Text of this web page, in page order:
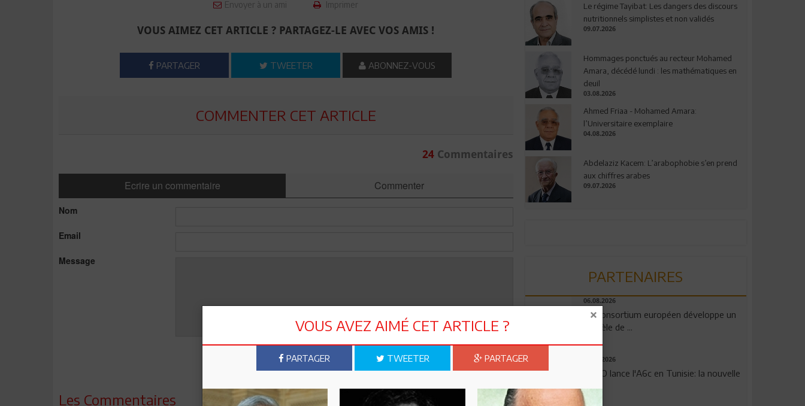
Envoyer à un ami Imprimer
VOUS AIMEZ CET ARTICLE ? PARTAGEZ-LE AVEC VOS AMIS !
PARTAGER TWEETER ABONNEZ-VOUS
COMMENTER CET ARTICLE
24Commentaires
Ecrire un commentaire Commenter
Nom
Email
Message
Envoyer
Les Commentaires
Le régime Tayibat: Les dangers des discours
nutritionnels simplistes et non validés
09.07.2026
Hommages ponctués au recteur Mohamed
Amara, décédé lundi : les mathématiques en
deuil
03.08.2026
Ahmed Friaa - Mohamed Amara:
l’Universitaire exemplaire
04.08.2026
Abdelaziz Kacem: L’arabophobie s’en prend
aux chiffres arabes
09.07.2026
PARTENAIRES
06.08.2026
Un consortium européen développe un
modèle de ...
04.08.2026
OPPO lance l'A6c en Tunisie: la nouvelle
VOUS AVEZ AIMÉ CET ARTICLE ?
PARTAGER TWEETER PARTAGER